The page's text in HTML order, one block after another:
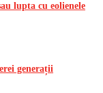
lupta cu eolienele
generații